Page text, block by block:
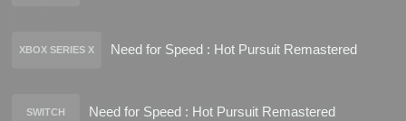
XBOX SERIES X Need for Speed : Hot Pursuit Remastered
SWITCH Need for Speed : Hot Pursuit Remastered